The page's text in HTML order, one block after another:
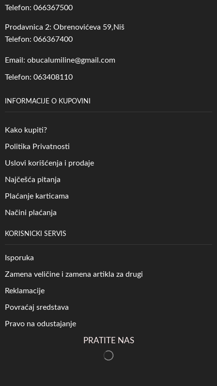
Telefon: 066367500
Prodavnica 2: Obrenovićeva 59,Niš
Telefon: 066367400
Email: obucalumiline@gmail.com
Telefon: 063408110
INFORMACIJE O KUPOVINI
Kako kupiti?
Politika Privatnosti
Uslovi korišćenja i prodaje
Najčešća pitanja
Plaćanje karticama
Načini plaćanja
KORISNICKI SERVIS
Isporuka
Zamena veličine i zamena artikla za drugi
Reklamacije
Povraćaj sredstava
Pravo na odustajanje
PRATITE NAS